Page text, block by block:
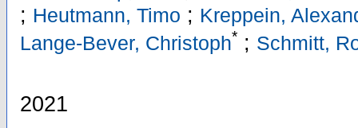
; Heutmann, Timo ; Kreppein,
Lange-Bever, Christoph* ; Schmitt,
2021